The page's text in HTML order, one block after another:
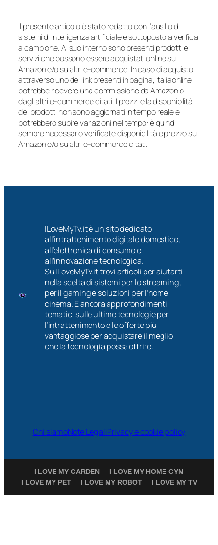
Il presente articolo è stato redatto con l’ausilio di
sistemi di intelligenza artificiale e sottoposto a verifica
a campione. Al suo interno sono presenti prodotti e
servizi che possono essere acquistati online su
Amazon e/o su altri e-commerce. In caso di acquisto
attraverso uno dei link presenti in pagina, Italiaonline
potrebbe ricevere una commissione da Amazon o
dagli altri e-commerce citati. I prezzi e la disponibilità
dei prodotti non sono aggiornati in tempo reale e
potrebbero subire variazioni nel tempo: è quindi
sempre necessario verificate disponibilità e prezzo su
Amazon e/o su altri e-commerce citati.
ILoveMyTv.it è un sito dedicato
all’intrattenimento digitale domestico,
all’elettronica di consumo e
all’innovazione tecnologica.
Su ILoveMyTv.it trovi articoli per aiutarti
nella scelta di sistemi per lo streaming,
per il gaming e soluzioni per l’home
cinema. E ancora approfondimenti
tematici sulle ultime tecnologie per
l’intrattenimento e le offerte più
vantaggiose per acquistare il meglio
che la tecnologia possa offrire.
Chi siamoNote LegaliPrivacy e cookie policy
I LOVE MY GARDEN
I LOVE MY HOME GYM
I LOVE MY PET
I LOVE MY ROBOT I LOVE MY TV